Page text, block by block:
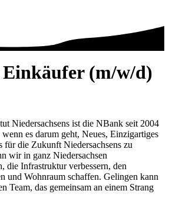
(m/w/d)
Niedersachsens ist die NBank seit 2004
es darum geht, Neues, Einzigartiges
für die Zukunft Niedersachsens zu
wir in ganz Niedersachsen
die Infrastruktur verbessern, den
und Wohnraum schaffen. Gelingen kann
Team, das gemeinsam an einem Strang